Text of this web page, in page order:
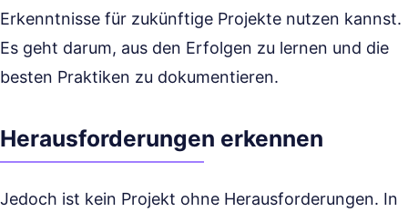
Erkenntnisse für zukünftige Projekte nutzen kannst.
Es geht darum, aus den Erfolgen zu lernen und die
besten Praktiken zu dokumentieren.
Herausforderungen erkennen
Jedoch ist kein Projekt ohne Herausforderungen. In